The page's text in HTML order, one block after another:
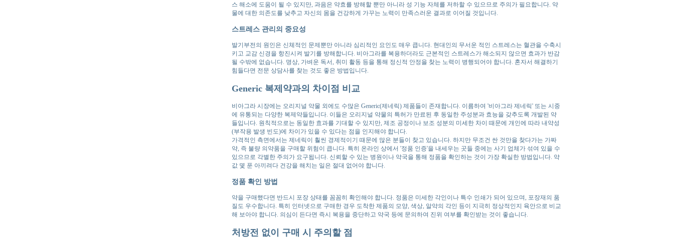
스 해소에 도움이 될 수 있지만, 과음은 약효를 방해할 뿐만 아니라 성 기능 자체를 저하할 수 있으므로 주의가 필요합니다. 약
물에 대한 의존도를 낮추고 자신의 몸을 건강하게 가꾸는 노력이 만족스러운 결과로 이어질 것입니다.
스트레스 관리의 중요성
발기부전의 원인은 신체적인 문제뿐만 아니라 심리적인 요인도 매우 큽니다. 현대인의 무서운 적인 스트레스는 혈관을 수축시
키고 교감 신경을 항진시켜 발기를 방해합니다. 비아그라를 복용하더라도 근본적인 스트레스가 해소되지 않으면 효과가 반감
될 수밖에 없습니다. 명상, 가벼운 독서, 취미 활동 등을 통해 정신적 안정을 찾는 노력이 병행되어야 합니다. 혼자서 해결하기
힘들다면 전문 상담사를 찾는 것도 좋은 방법입니다.
Generic 복제약과의 차이점 비교
비아그라 시장에는 오리지널 약물 외에도 수많은 Generic(제네릭) 제품들이 존재합니다. 이름하여 '비아그라 제네릭' 또는 시중
에 유통되는 다양한 복제약들입니다. 이들은 오리지널 약물의 특허가 만료된 후 동일한 주성분과 효능을 갖추도록 개발된 약
들입니다. 원칙적으로는 동일한 효과를 기대할 수 있지만, 제조 공정이나 보조 성분의 미세한 차이 때문에 개인에 따라 내약성
(부작용 발생 빈도)에 차이가 있을 수 있다는 점을 인지해야 합니다.
가격적인 측면에서는 제네릭이 훨씬 경제적이기 때문에 많은 분들이 찾고 있습니다. 하지만 무조건 싼 것만을 찾다가는 가짜
약, 즉 불량 의약품을 구매할 위험이 큽니다. 특히 온라인 상에서 '정품 인증'을 내세우는 곳들 중에는 사기 업체가 섞여 있을 수
있으므로 각별한 주의가 요구됩니다. 신뢰할 수 있는 병원이나 약국을 통해 정품을 확인하는 것이 가장 확실한 방법입니다. 약
값 몇 푼 아끼려다 건강을 해치는 일은 절대 없어야 합니다.
정품 확인 방법
약을 구매했다면 반드시 포장 상태를 꼼꼼히 확인해야 합니다. 정품은 미세한 각인이나 특수 인쇄가 되어 있으며, 포장재의 품
질도 우수합니다. 특히 인터넷으로 구매한 경우 도착한 제품의 모양, 색상, 알약의 각인 등이 지극히 정상적인지 육안으로 비교
해 보아야 합니다. 의심이 든다면 즉시 복용을 중단하고 약국 등에 문의하여 진위 여부를 확인받는 것이 좋습니다.
처방전 없이 구매 시 주의할 점